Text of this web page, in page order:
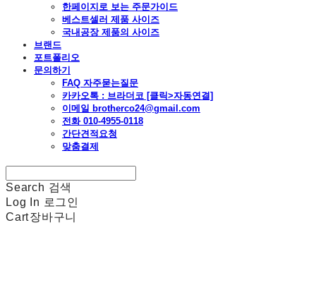
한페이지로 보는 주문가이드
베스트셀러 제품 사이즈
국내공장 제품의 사이즈
브랜드
포트폴리오
문의하기
FAQ 자주묻는질문
카카오톡 : 브라더코 [클릭>자동연결]
이메일 brotherco24@gmail.com
전화 010-4955-0118
간단견적요청
맞춤결제
Search 검색
Log In 로그인
Cart장바구니